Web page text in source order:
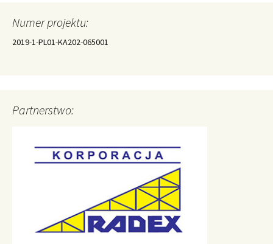
Numer projektu:
2019-1-PL01-KA202-065001
Partnerstwo: